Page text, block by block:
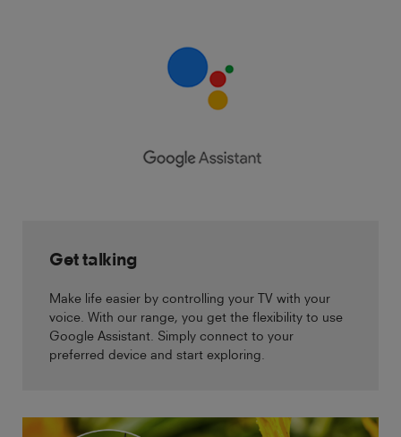
Get talking
Make life easier by controlling your TV with your
voice. With our range, you get the flexibility to use
Google Assistant. Simply connect to your
preferred device and start exploring.